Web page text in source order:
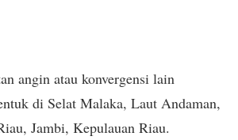
angin atau konvergensi lain
di Selat Malaka, Laut Andaman,
Jambi, Kepulauan Riau.